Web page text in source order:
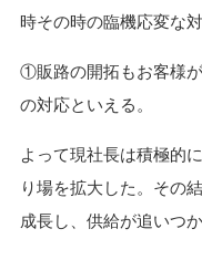
時その時の臨機応変な
①販路の開拓もお客様
の対応といえる。
よって現社長は積極的
り場を拡大した。その
成長し、供給が追いつ